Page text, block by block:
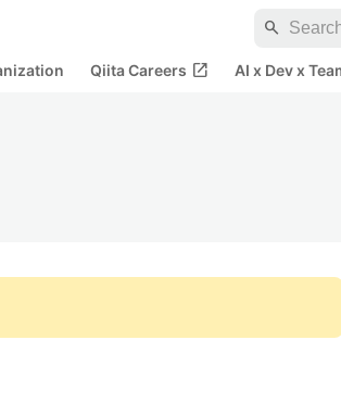
search
Qiita Careers open_in_new AI x Dev x